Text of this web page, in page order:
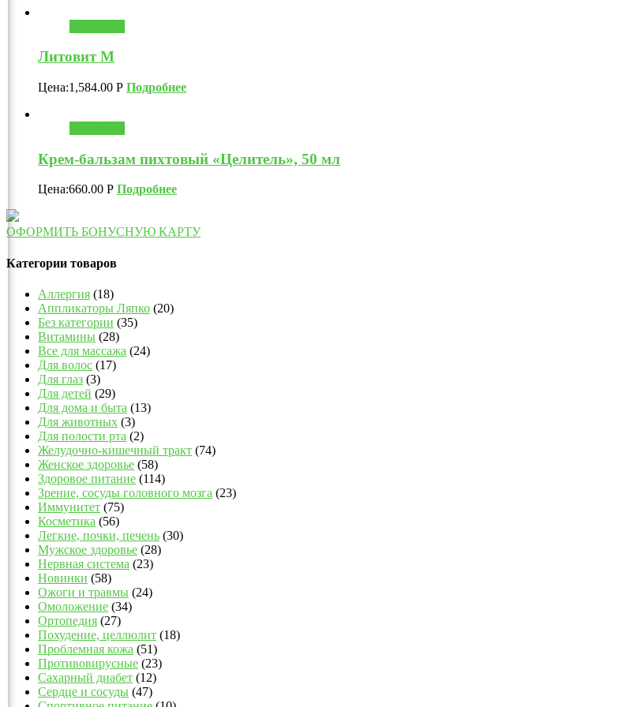
Литовит М
Цена:1,584.00 Р Подробнее
Крем-бальзам пихтовый «Целитель», 50 мл
Цена:660.00 Р Подробнее
ОФОРМИТЬ БОНУСНУЮ КАРТУ
Категории товаров
Аллергия (18)
Аппликаторы Ляпко (20)
Без категории (35)
Витамины (28)
Все для массажа (24)
Для волос (17)
Для глаз (3)
Для детей (29)
Для дома и быта (13)
Для животных (3)
Для полости рта (2)
Желудочно-кишечный тракт (74)
Женское здоровье (58)
Здоровое питание (114)
Зрение, сосуды головного мозга (23)
Иммунитет (75)
Косметика (56)
Легкие, почки, печень (30)
Мужское здоровье (28)
Нервная система (23)
Новинки (58)
Ожоги и травмы (24)
Омоложение (34)
Ортопедия (27)
Похудение, целлюлит (18)
Проблемная кожа (51)
Противовирусные (23)
Сахарный диабет (12)
Сердце и сосуды (47)